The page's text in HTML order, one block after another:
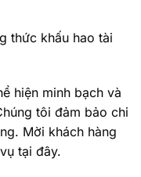
thức khấu hao tài
hiện minh bạch và
tôi đảm bảo chi
Mời khách hàng
tại đây.